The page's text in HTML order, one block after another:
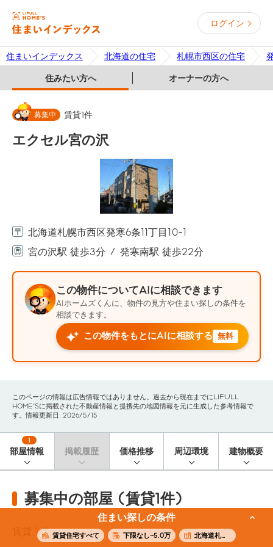
ログイン
住まいインデックス 北海道の住宅 札幌市西区の住宅
住みたい方へ オーナーの方へ
住まい探しの条件
賃貸住宅すべて 下限なし~5.0万 北海道札幌市西区
募集中 賃貸1件
エクセル宮の沢
北海道札幌市西区発寒6条11丁目10-1
宮の沢駅 徒歩3分
発寒南駅 徒歩22分
この物件についてAIに相談できます
AIホームズくんに、物件の見方や住まい探しの条件を
相談できます。
この物件をもとにAIに相談する 無料
このページの情報は広告情報ではありません。過去から現在までにLIFULL
HOME'Sに掲載された不動産情報と提携先の地図情報を元に生成した参考情報で
す。情報更新日: 2026/5/15
部屋情報
1
掲載履歴 価格推移 周辺環境 建物概要
募集中の部屋 (賃貸1件)
1 件